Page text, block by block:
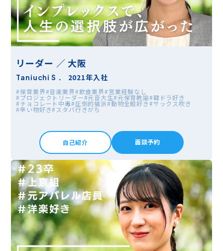
リーダー ／ 大阪
Taniuchi S． 2021年入社
#保育業界#音楽業界#飲食業界#営業経験なし
#プロジェクトリーダー#元音大生#元保育教諭#韓ドラ好き
#チョコレート中毒#圧倒的猫派#動物全般好き#サックス吹き
#辛い物好き#スタバ行きがち
自己紹介 面談予約